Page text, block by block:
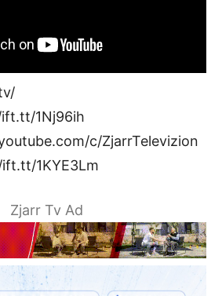
1Nj96ih
c/ZjarrTelevizion
1KYE3Lm
Zjarr Tv Ad